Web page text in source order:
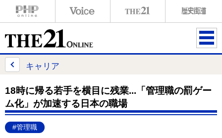
ME
キャリア
18時に帰る若手を横目に残業...「管理職の罰ゲー
ム化」が加速する日本の職場
#管理職